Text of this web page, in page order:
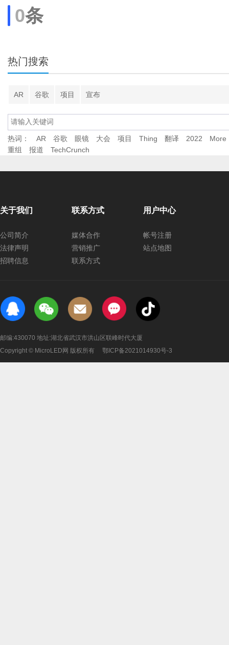
0条
热门搜索
AR 谷歌 项目 宣布
热词： AR 谷歌 眼镜 大会 项目 Thing 翻译 2022
More
重组
报道 TechCrunch
关于我们
公司简介
法律声明
招聘信息
联系方式
媒体合作
营销推广
联系方式
用户中心
帐号注册
站点地图
邮编:430070 地址:湖北省武汉市洪山区联峰时代大厦
Copyright © MicroLED网 版权所有 鄂ICP备2021014930号-3